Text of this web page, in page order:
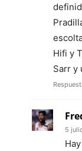
Hifi y
Sarr y
5